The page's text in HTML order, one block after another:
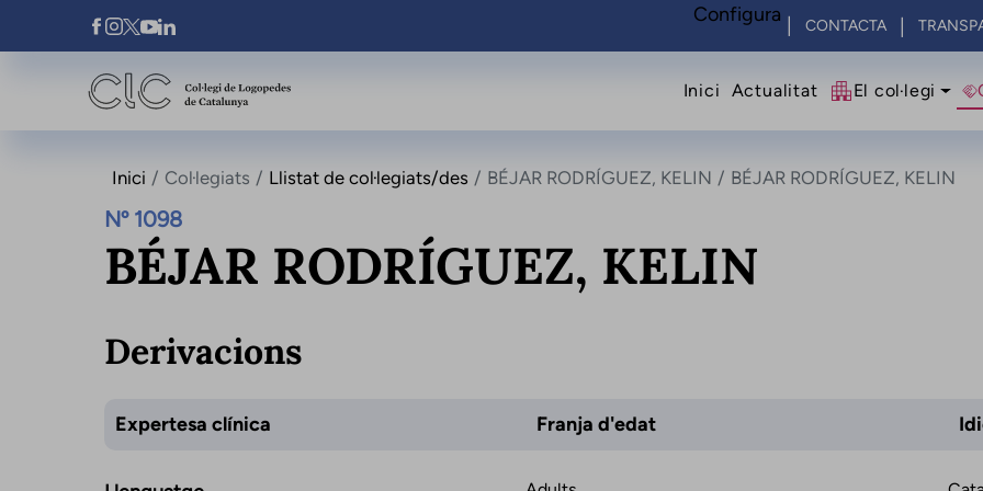
Vés al contingut
Xarxes Socials CONTACTA
Navegació
Inici Actualitat El col·legi
Inici Col·legiats Llistat de col·legiats/des BÉJAR RODRÍGUEZ, KELIN BÉJAR RODRÍGUEZ, KELIN
Nº 1098
BÉJAR RODRÍGUEZ, KELIN
Derivacions
Expertesa clínica Franja d'edat
Configura